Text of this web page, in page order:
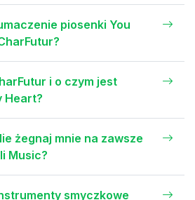
piosenki You
i o czym jest
Heart?
żegnaj mnie na zawsze
Music?
smyczkowe